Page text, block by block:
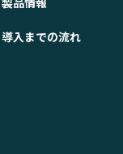
導入までの流れ